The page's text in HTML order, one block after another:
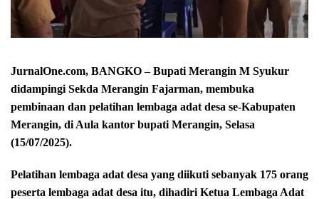
JurnalOne.com, BANGKO – Bupati Merangin M Syukur
didampingi Sekda Merangin Fajarman, membuka
pembinaan dan pelatihan lembaga adat desa se-Kabupaten
Merangin, di Aula kantor bupati Merangin, Selasa
(15/07/2025).
Pelatihan lembaga adat desa yang diikuti sebanyak 175 orang
peserta lembaga adat desa itu, dihadiri Ketua Lembaga Adat